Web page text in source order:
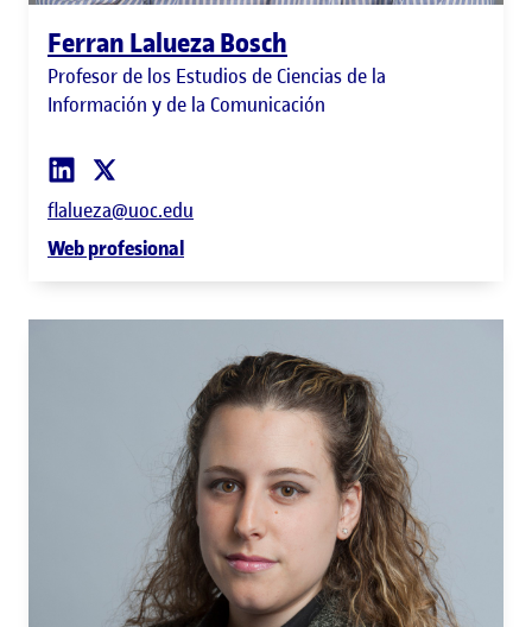
Ferran Lalueza Bosch
Profesor de los Estudios de Ciencias de la
Información y de la Comunicación
flalueza@uoc.edu
Web profesional